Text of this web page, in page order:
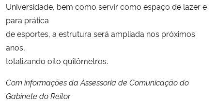
Universidade, bem como servir como espaço de lazer e
para prática
de esportes, a estrutura será ampliada nos próximos
anos,
totalizando oito quilômetros.
Com informações da Assessoria de Comunicação do
Gabinete do Reitor